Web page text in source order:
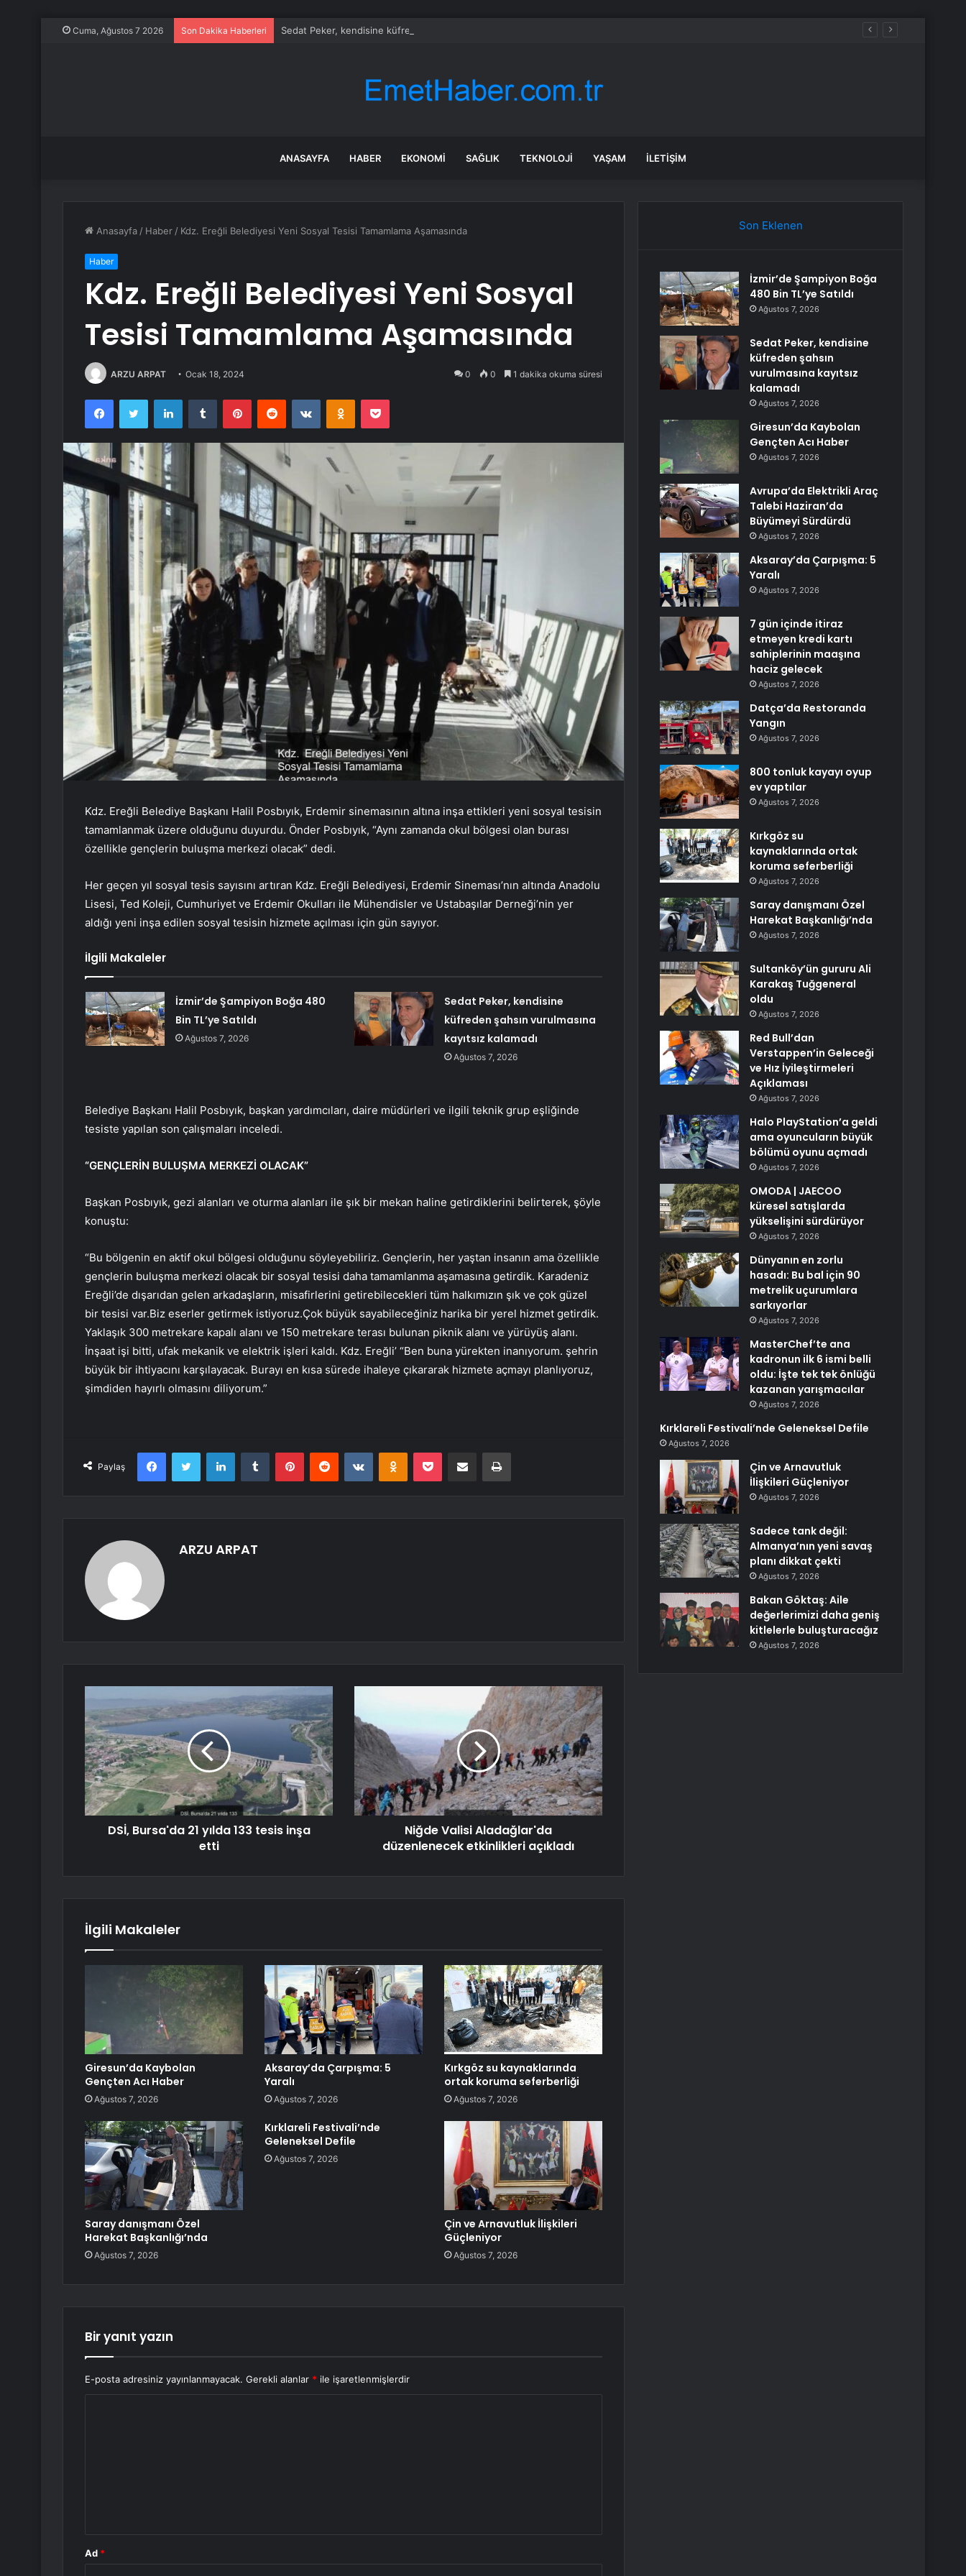
Cuma, Ağustos 7 2026 Son Dakika Haberleri Sedat Peker, kendisine küfreden şahsın vurulmasına kayıtsız kalamadı
ANASAYFA HABER EKONOMI SAĞLIK TEKNOLOJI YAŞAM İLETIŞIM
Anasayfa / Haber / Kdz. Ereğli Belediyesi Yeni Sosyal Tesisi Tamamlama Aşamasında
Haber
Kdz. Ereğli Belediyesi Yeni Sosyal
Tesisi Tamamlama Aşamasında
ARZU ARPAT Ocak 18, 2024 0 0 1 dakika okuma süresi
FacebookTwitter LinkedInTumblr PinterestReddit VKontakteOdnoklassniki
Pocket
Kdz. Ereğli Belediye Başkanı Halil Posbıyık, Erdemir sinemasının altına inşa ettikleri yeni sosyal tesisin
tamamlanmak üzere olduğunu duyurdu. Önder Posbıyık, “Aynı zamanda okul bölgesi olan burası
özellikle gençlerin buluşma merkezi olacak” dedi.
Her geçen yıl sosyal tesis sayısını artıran Kdz. Ereğli Belediyesi, Erdemir Sineması’nın altında Anadolu
Lisesi, Ted Koleji, Cumhuriyet ve Erdemir Okulları ile Mühendisler ve Ustabaşılar Derneği’nin yer
aldığı yeni inşa edilen sosyal tesisin hizmete açılması için gün sayıyor.
İlgili Makaleler
İzmir’de Şampiyon Boğa 480
Bin TL’ye Satıldı
Ağustos 7, 2026
Sedat Peker, kendisine
küfreden şahsın vurulmasına
kayıtsız kalamadı
Ağustos 7, 2026
Belediye Başkanı Halil Posbıyık, başkan yardımcıları, daire müdürleri ve ilgili teknik grup eşliğinde
tesiste yapılan son çalışmaları inceledi.
“GENÇLERİN BULUŞMA MERKEZİ OLACAK”
Başkan Posbıyık, gezi alanları ve oturma alanları ile şık bir mekan haline getirdiklerini belirterek, şöyle
konuştu:
“Bu bölgenin en aktif okul bölgesi olduğunu söyleyebiliriz. Gençlerin, her yaştan insanın ama özellikle
gençlerin buluşma merkezi olacak bir sosyal tesisi daha tamamlanma aşamasına getirdik. Karadeniz
Ereğli’de dışarıdan gelen arkadaşların, misafirlerini getirebilecekleri tüm halkımızın şık ve çok güzel
bir tesisi var.Biz eserler getirmek istiyoruz.Çok büyük sayabileceğiniz harika bir yerel hizmet getirdik.
Yaklaşık 300 metrekare kapalı alanı ve 150 metrekare terası bulunan piknik alanı ve yürüyüş alanı.
İnşaat işi bitti, ufak mekanik ve elektrik işleri kaldı. Kdz. Ereğli’ “Ben buna yürekten inanıyorum. şehrin
büyük bir ihtiyacını karşılayacak. Burayı en kısa sürede ihaleye çıkararak hizmete açmayı planlıyoruz,
şimdiden hayırlı olmasını diliyorum.”
Paylaş
FacebookTwitter LinkedInTumblr PinterestReddit VKontakteOdnoklassniki
Pocket E-Posta ile paylaş Yazdır
ARZU ARPAT
DSİ, Bursa'da 21 yılda 133 tesis inşa
etti
Niğde Valisi Aladağlar'da
düzenlenecek etkinlikleri açıkladı
İlgili Makaleler
Giresun’da Kaybolan
Gençten Acı Haber
Ağustos 7, 2026
Aksaray’da Çarpışma: 5
Yaralı
Ağustos 7, 2026
Kırkgöz su kaynaklarında
ortak koruma seferberliği
Ağustos 7, 2026
Saray danışmanı Özel
Harekat Başkanlığı’nda
Ağustos 7, 2026
Kırklareli Festivali’nde
Geleneksel Defile
Ağustos 7, 2026
Çin ve Arnavutluk İlişkileri
Güçleniyor
Ağustos 7, 2026
Bir yanıt yazın
E-posta adresiniz yayınlanmayacak. Gerekli alanlar * ile işaretlenmişlerdir
Ad *
Son Eklenen
İzmir’de Şampiyon Boğa
480 Bin TL’ye Satıldı
Ağustos 7, 2026
Sedat Peker, kendisine
küfreden şahsın
vurulmasına kayıtsız
kalamadı
Ağustos 7, 2026
Giresun’da Kaybolan
Gençten Acı Haber
Ağustos 7, 2026
Avrupa’da Elektrikli Araç
Talebi Haziran’da
Büyümeyi Sürdürdü
Ağustos 7, 2026
Aksaray’da Çarpışma: 5
Yaralı
Ağustos 7, 2026
7 gün içinde itiraz
etmeyen kredi kartı
sahiplerinin maaşına
haciz gelecek
Ağustos 7, 2026
Datça’da Restoranda
Yangın
Ağustos 7, 2026
800 tonluk kayayı oyup
ev yaptılar
Ağustos 7, 2026
Kırkgöz su
kaynaklarında ortak
koruma seferberliği
Ağustos 7, 2026
Saray danışmanı Özel
Harekat Başkanlığı’nda
Ağustos 7, 2026
Sultanköy’ün gururu Ali
Karakaş Tuğgeneral
oldu
Ağustos 7, 2026
Red Bull’dan
Verstappen’in Geleceği
ve Hız İyileştirmeleri
Açıklaması
Ağustos 7, 2026
Halo PlayStation’a geldi
ama oyuncuların büyük
bölümü oyunu açmadı
Ağustos 7, 2026
OMODA | JAECOO
küresel satışlarda
yükselişini sürdürüyor
Ağustos 7, 2026
Dünyanın en zorlu
hasadı: Bu bal için 90
metrelik uçurumlara
sarkıyorlar
Ağustos 7, 2026
MasterChef’te ana
kadronun ilk 6 ismi belli
oldu: İşte tek tek önlüğü
kazanan yarışmacılar
Ağustos 7, 2026
Kırklareli Festivali’nde Geleneksel Defile
Ağustos 7, 2026
Çin ve Arnavutluk
İlişkileri Güçleniyor
Ağustos 7, 2026
Sadece tank değil:
Almanya’nın yeni savaş
planı dikkat çekti
Ağustos 7, 2026
Bakan Göktaş: Aile
değerlerimizi daha geniş
kitlelerle buluşturacağız
Ağustos 7, 2026